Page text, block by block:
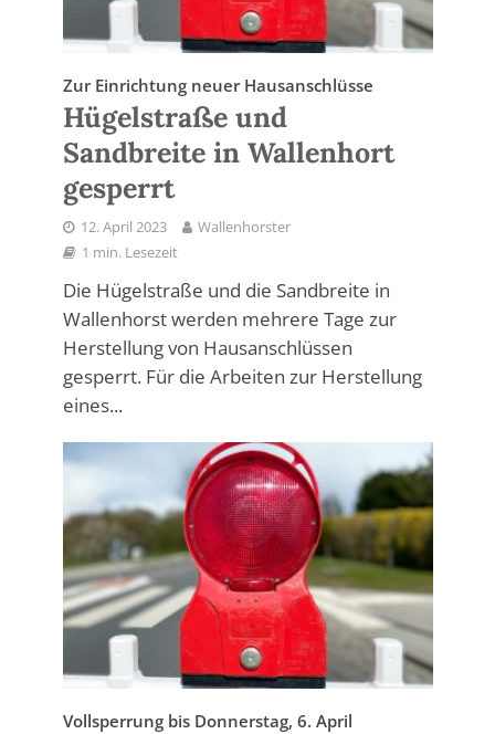
Zur Einrichtung neuer Hausanschlüsse
Hügelstraße und
Sandbreite in Wallenhort
gesperrt
12. April 2023
Wallenhorster
1 min. Lesezeit
Die Hügelstraße und die Sandbreite in
Wallenhorst werden mehrere Tage zur
Herstellung von Hausanschlüssen
gesperrt. Für die Arbeiten zur Herstellung
eines...
Vollsperrung bis Donnerstag, 6. April